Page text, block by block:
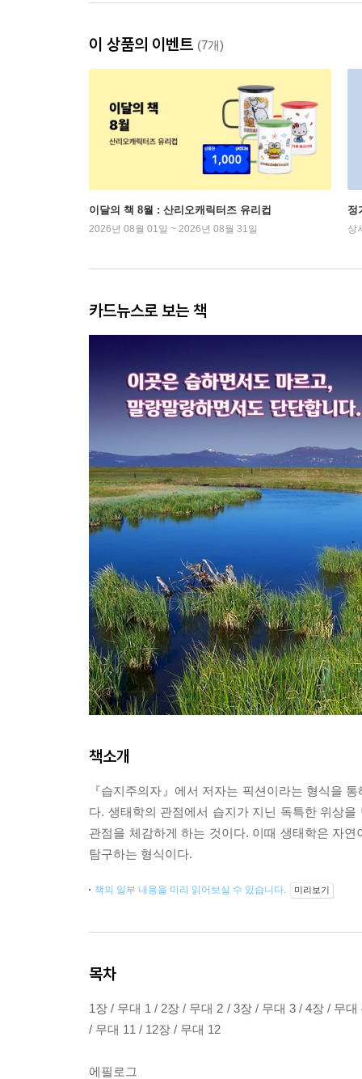
이 상품의 이벤트 (7개)
이달의 책 8월 : 산리오캐릭터즈 유리컵
2026년 08월 01일 ~ 2026년 08월 31일
정
상
카드뉴스로 보는 책
책소개
『습지주의자』에서 저자는 픽션이라는 형식을
다. 생태학의 관점에서 습지가 지닌 독특한 위상
관점을 체감하게 하는 것이다. 이때 생태학은 자
탐구하는 형식이다.
책의 일부 내용을 미리 읽어보실 수 있습니다. 미리보기
목차
1장 / 무대 1 / 2장 / 무대 2 / 3장 / 무대 3 / 4장 / 무
/ 무대 11 / 12장 / 무대 12
에필로그